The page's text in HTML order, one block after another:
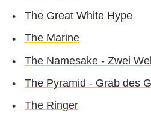
The Great White Hype
The Marine
The Namesake - Zwei
The Pyramid - Grab des
The Ringer